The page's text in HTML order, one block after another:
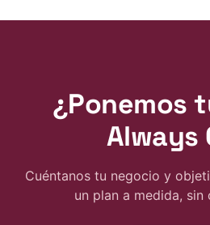
¿Ponemos
Always
Cuéntanos tu negocio y
un plan a medida, sin